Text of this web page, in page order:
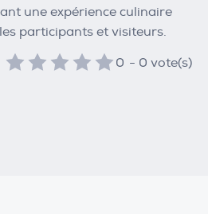
une expérience culinaire
participants et visiteurs.
0 - 0 vote(s)